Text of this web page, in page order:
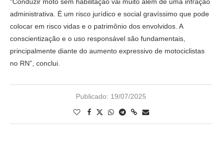
administrativa. É um risco jurídico e social gravíssimo que pode
colocar em risco vidas e o patrimônio dos envolvidos. A
conscientização e o uso responsável são fundamentais,
principalmente diante do aumento expressivo de motociclistas
no RN”, conclui.
Publicado: 19/07/2025